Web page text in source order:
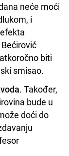
neće moći
i
biti
smisao.
. Također,
bude u
doći do